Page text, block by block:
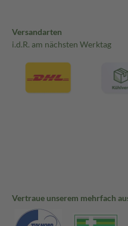
Versandarten
i.d.R. am nächsten Werktag
Vertraue unserem mehrfach